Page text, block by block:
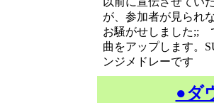
が、参加者が見られ
お騒がせしました;;
曲をアップします。
ンジメドレーです
●ダ